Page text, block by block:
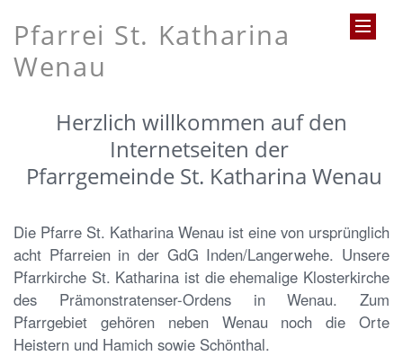
Pfarrei St. Katharina
Wenau
Herzlich willkommen auf den
Internetseiten der
Pfarrgemeinde St. Katharina Wenau
Die Pfarre St. Katharina Wenau ist eine von ursprünglich
acht Pfarreien in der GdG Inden/Langerwehe. Unsere
Pfarrkirche St. Katharina ist die ehemalige Klosterkirche
des Prämonstratenser-Ordens in Wenau. Zum
Pfarrgebiet gehören neben Wenau noch die Orte
Heistern und Hamich sowie Schönthal.